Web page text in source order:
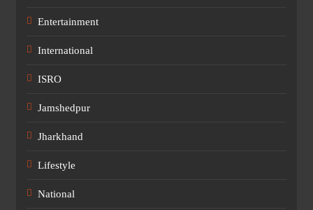
Entertainment
International
ISRO
Jamshedpur
Jharkhand
Lifestyle
National